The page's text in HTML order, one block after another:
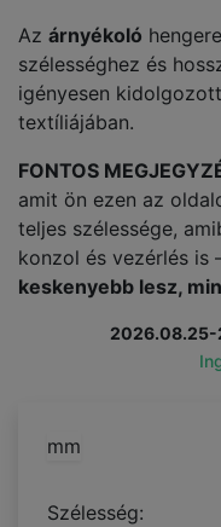
Az árnyékoló
szélességhez és
igényesen
textíliájában.
FONTOS
amit ön ezen az
teljes szélessége,
konzol és vezérlés is
keskenyebb lesz,
mm
Szélesség: